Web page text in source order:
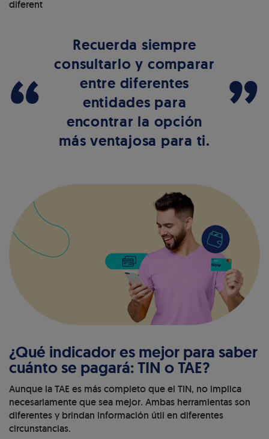
diferent
“
Recuerda siempre
consultarlo y comparar
entre diferentes
entidades para
encontrar la opción
más ventajosa para ti.
”
¿Qué indicador es mejor para saber
cuánto se pagará: TIN o TAE?
Aunque la TAE es más completo que el TIN, no implica
necesariamente que sea mejor. Ambas herramientas son
diferentes y brindan información útil en diferentes
circunstancias.